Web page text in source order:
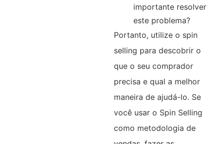
importante resolver
este problema?
Portanto, utilize o spin
selling para descobrir o
que o seu comprador
precisa e qual a melhor
maneira de ajudá-lo. Se
você usar o Spin Selling
como metodologia de